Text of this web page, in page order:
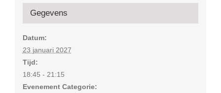
Gegevens
Datum:
23 januari 2027
Tijd:
18:45 - 21:15
Evenement Categorie: